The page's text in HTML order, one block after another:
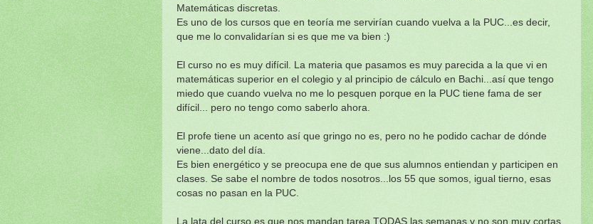
Matemáticas discretas.
Es uno de los cursos que en teoría me servirían cuando vuelva a la PUC...es decir,
que me lo convalidarían si es que me va bien :)
El curso no es muy difícil. La materia que pasamos es muy parecida a la que vi en
matemáticas superior en el colegio y al principio de cálculo en Bachi...así que tengo
miedo que cuando vuelva no me lo pesquen porque en la PUC tiene fama de ser
difícil... pero no tengo como saberlo ahora.
El profe tiene un acento así que gringo no es, pero no he podido cachar de dónde
viene...dato del día.
Es bien energético y se preocupa ene de que sus alumnos entiendan y participen en
clases. Se sabe el nombre de todos nosotros...los 55 que somos, igual tierno, esas
cosas no pasan en la PUC.
La lata del curso es que nos mandan tarea TODAS las semanas y no son muy cortas